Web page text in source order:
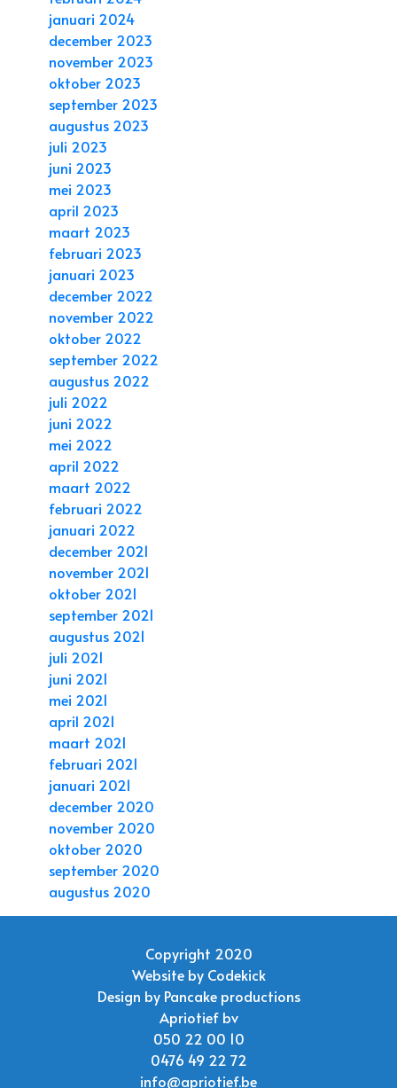
januari 2024
december 2023
november 2023
oktober 2023
september 2023
augustus 2023
juli 2023
juni 2023
mei 2023
april 2023
maart 2023
februari 2023
januari 2023
december 2022
november 2022
oktober 2022
september 2022
augustus 2022
juli 2022
juni 2022
mei 2022
april 2022
maart 2022
februari 2022
januari 2022
december 2021
november 2021
oktober 2021
september 2021
augustus 2021
juli 2021
juni 2021
mei 2021
april 2021
maart 2021
februari 2021
januari 2021
december 2020
november 2020
oktober 2020
september 2020
augustus 2020
Copyright 2020
Website by Codekick
Design by Pancake productions
Apriotief bv
050 22 00 10
0476 49 22 72
info@apriotief.be